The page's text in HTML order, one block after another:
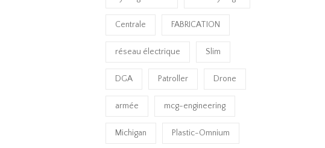
Centrale FABRICATION
réseau électrique Slim
DGA Patroller Drone
armée mcg-engineering
Michigan Plastic-Omnium